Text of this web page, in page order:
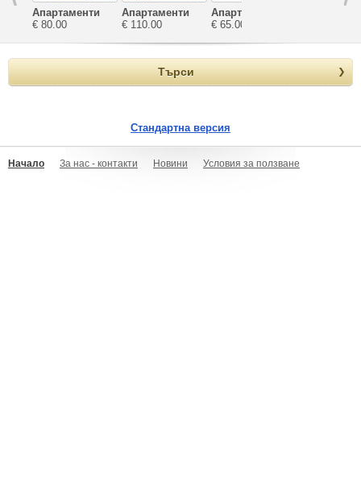
Апартаменти
Катерина
€ 80.00
Апартаменти
Зефира
€ 110.00
Апартаменти
Велека
€ 65.00
Търси
Стандартна версия
Начало За нас - контакти Новини Условия за ползване